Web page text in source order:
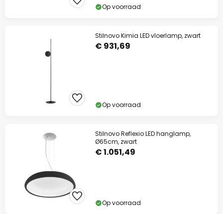
Op voorraad
Stilnovo Kimia LED vloerlamp, zwart
€ 931,69
Op voorraad
Stilnovo Reflexio LED hanglamp,
Ø65cm, zwart
€ 1.051,49
Op voorraad